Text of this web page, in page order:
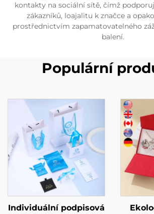
kontakty na sociální sítě, čímž
zákazníků, loajalitu k značce a
prostřednictvím zapamatovatelného
balení.
Populární
Individuální podpisová